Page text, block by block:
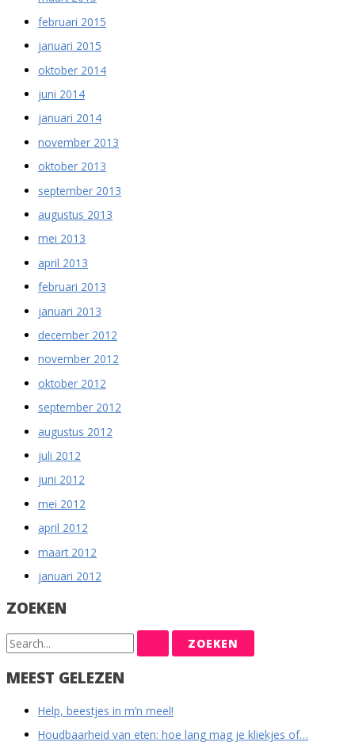
februari 2015
januari 2015
oktober 2014
juni 2014
januari 2014
november 2013
oktober 2013
september 2013
augustus 2013
mei 2013
april 2013
februari 2013
januari 2013
december 2012
november 2012
oktober 2012
september 2012
augustus 2012
juli 2012
juni 2012
mei 2012
april 2012
maart 2012
januari 2012
ZOEKEN
Z
e
MEEST GELEZEN
Help, beestjes in m’n meel!
Houdbaarheid van eten: hoe lang mag je kliekjes of…